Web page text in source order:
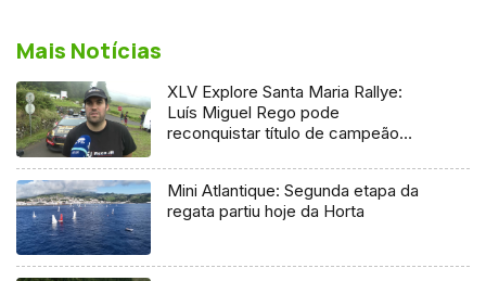
Mais Notícias
XLV Explore Santa Maria Rallye:
Luís Miguel Rego pode
reconquistar título de campeão
Mini Atlantique: Segunda etapa da
regata partiu hoje da Horta